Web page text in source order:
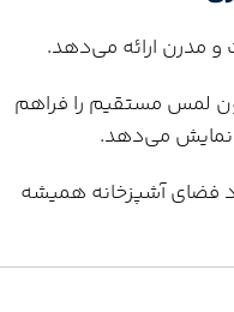
لمس مستقیم را فراهم
آشپزخانه همیشه